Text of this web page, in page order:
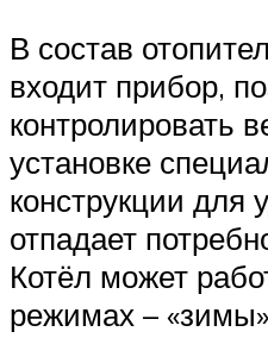
В состав
входит прибор,
контролировать
установке
конструкции для
отпадает
Котёл может
режимах –